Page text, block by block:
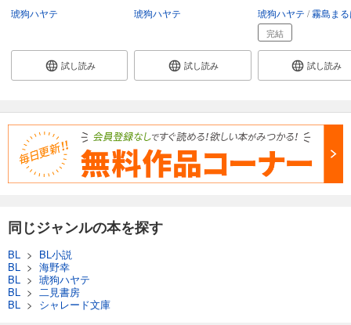
琥狗ハヤテ
試し読み
琥狗ハヤテ
試し読み
琥狗ハヤテ 霧島ま
完結
試し読み
同じジャンルの本を探す
BL > BL小説
BL > 海野幸
BL > 琥狗ハヤテ
BL > 二見書房
BL > シャレード文庫